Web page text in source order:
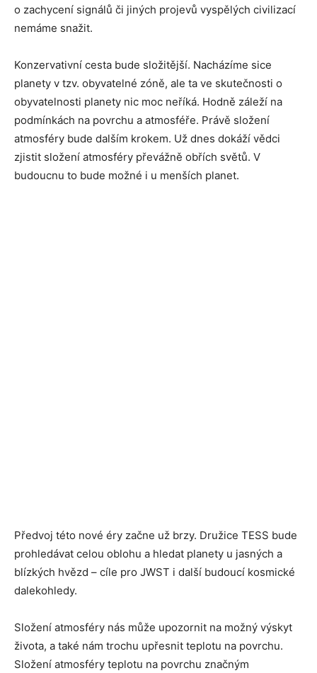
o zachycení signálů či jiných projevů vyspělých civilizací
nemáme snažit.
Konzervativní cesta bude složitější. Nacházíme sice
planety v tzv. obyvatelné zóně, ale ta ve skutečnosti o
obyvatelnosti planety nic moc neříká. Hodně záleží na
podmínkách na povrchu a atmosféře. Právě složení
atmosféry bude dalším krokem. Už dnes dokáží vědci
zjistit složení atmosféry převážně obřích světů. V
budoucnu to bude možné i u menších planet.
Předvoj této nové éry začne už brzy. Družice TESS bude
prohledávat celou oblohu a hledat planety u jasných a
blízkých hvězd – cíle pro JWST i další budoucí kosmické
dalekohledy.
Složení atmosféry nás může upozornit na možný výskyt
života, a také nám trochu upřesnit teplotu na povrchu.
Složení atmosféry teplotu na povrchu značným